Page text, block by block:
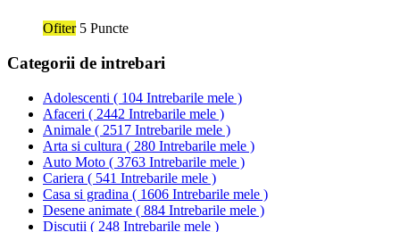
Ofiter 5 Puncte
Categorii de intrebari
Adolescenti ( 104 Intrebarile mele )
Afaceri ( 2442 Intrebarile mele )
Animale ( 2517 Intrebarile mele )
Arta si cultura ( 280 Intrebarile mele )
Auto Moto ( 3763 Intrebarile mele )
Cariera ( 541 Intrebarile mele )
Casa si gradina ( 1606 Intrebarile mele )
Desene animate ( 884 Intrebarile mele )
Discutii ( 248 Intrebarile mele )